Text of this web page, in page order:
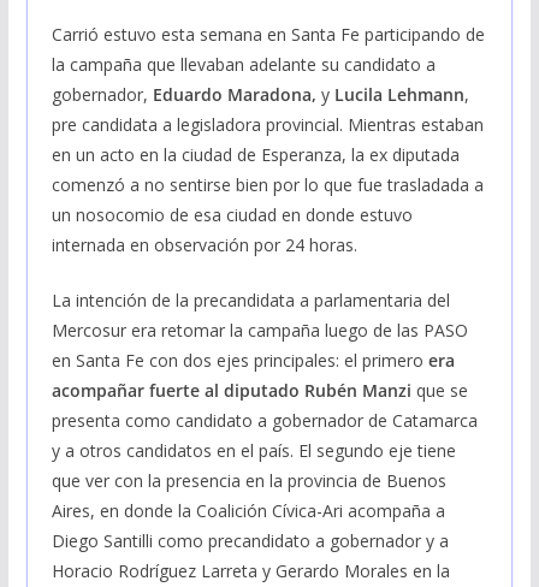
Carrió estuvo esta semana en Santa Fe participando de
la campaña que llevaban adelante su candidato a
gobernador, Eduardo Maradona, y Lucila Lehmann,
pre candidata a legisladora provincial. Mientras estaban
en un acto en la ciudad de Esperanza, la ex diputada
comenzó a no sentirse bien por lo que fue trasladada a
un nosocomio de esa ciudad en donde estuvo
internada en observación por 24 horas.
La intención de la precandidata a parlamentaria del
Mercosur era retomar la campaña luego de las PASO
en Santa Fe con dos ejes principales: el primero era
acompañar fuerte al diputado Rubén Manzi que se
presenta como candidato a gobernador de Catamarca
y a otros candidatos en el país. El segundo eje tiene
que ver con la presencia en la provincia de Buenos
Aires, en donde la Coalición Cívica-Ari acompaña a
Diego Santilli como precandidato a gobernador y a
Horacio Rodríguez Larreta y Gerardo Morales en la